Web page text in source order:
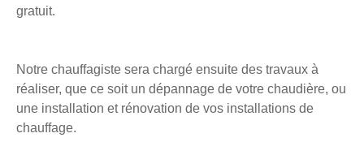
gratuit.
Notre chauffagiste sera chargé ensuite des travaux à
réaliser, que ce soit un dépannage de votre chaudière, ou
une installation et rénovation de vos installations de
chauffage.